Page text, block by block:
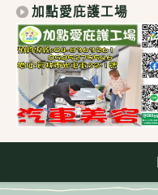
加點愛庇護工場